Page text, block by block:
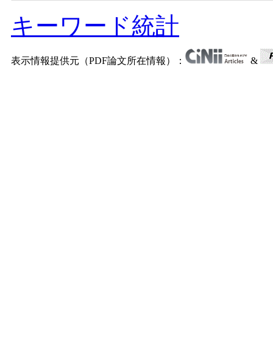
キーワード統計
表示情報提供元（PDF論文所在情報）： &